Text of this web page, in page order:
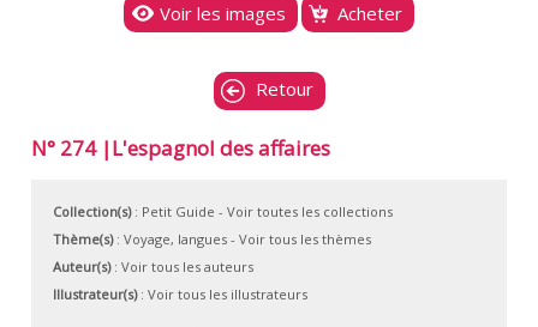
Voir les images Acheter
Retour
N° 274 |L'espagnol des affaires
Collection(s): Petit Guide - Voir toutes les collections
Thème(s): Voyage, langues- Voir tous les thèmes
Auteur(s): Voir tous les auteurs
Illustrateur(s): Voir tous les illustrateurs